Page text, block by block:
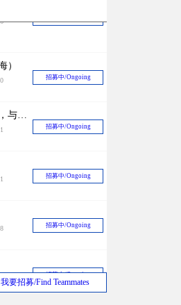
甲级设计院长期寻找竞赛合作对象
招募中/Ongoing
我要招募/Find Teammates